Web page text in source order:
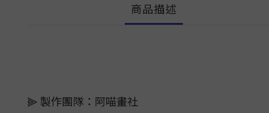
商品描述
⫸ 製作團隊：阿喵畫社